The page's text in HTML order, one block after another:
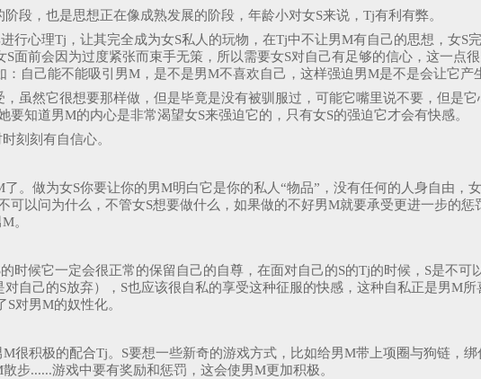
段，也是思想正在像成熟发展的阶段，年龄小对女S来说，Tj有利有弊。
行心理Tj，让其完全成为女S私人的玩物，在Tj中不让男M有自己的思想，女S
面前会因为过度紧张而束手无策，所以需要女S对自己有足够的信心，这一点
自己能不能吸引男M，是不是男M不喜欢自己，这样强迫男M是不是会让它
虽然它很想要那样做，但是毕竟是没有被驯服过，可能它嘴里说不要，但是
知道男M的内心是非常渴望女S来强迫它的，只有女S的强迫它才会有快感。
刻刻有自信心。
。做为女S你要让你的男M明白它是你的私人“物品”，没有任何的人身自由，
以问为什么，不管女S想要做什么，如果做的不好男M就要承受更进一步的
。
时候它一定会很正常的保留自己的自尊，在面对自己的S的Tj的时候，S是不
自己的S放弃），S也应该很自私的享受这种征服的快感，这种自私正是男M
对男M的奴性化。
很积极的配合Tj。S要想一些新奇的游戏方式，比如给男M带上项圈与狗链，
步......游戏中要有奖励和惩罚，这会使男M更加积极。